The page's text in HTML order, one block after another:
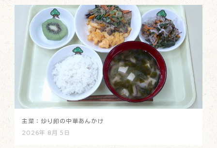
主菜：炒り卵の中華あんかけ
2026年 8月 5日